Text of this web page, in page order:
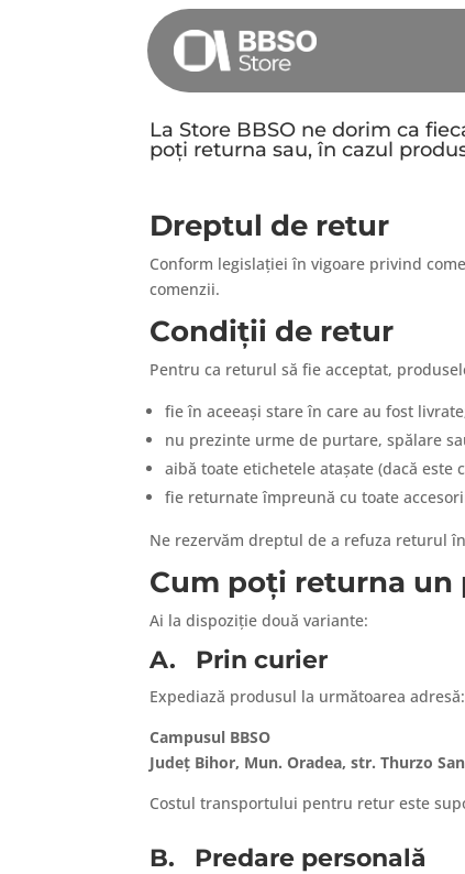
La Store BBSO ne dorim ca
poți returna sau, în cazul
Dreptul de retur
Conform legislației în vigoare privind
comenzii.
Condiții de retur
Pentru ca returul să fie acceptat,
fie în aceeași stare în care au fost
nu prezinte urme de purtare, spălare
aibă toate etichetele atașate (dacă este
fie returnate împreună cu toate
Ne rezervăm dreptul de a refuza returul
Cum poți returna un
Ai la dispoziție două variante:
A. Prin curier
Expediază produsul la următoarea adresă:
Campusul BBSO
Județ Bihor, Mun. Oradea, str. Thurzo
Costul transportului pentru retur este
B. Predare personală